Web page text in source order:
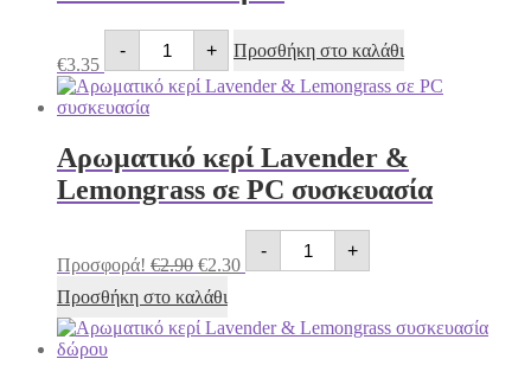
€3.35
-
Αρωματικό
κερί
Frangipani
συσκευασία
δώρου
+ Προσθήκη στο καλάθι
Αρωματικό κερί Lavender &
Lemongrass σε PC συσκευασία
Προσφορά! €2.90 price
€2.90.
€2.30τρέχουσα
€2.30.
-
Αρωματικό
κερί
Lavender
σε
+
Προσθήκη στο καλάθι